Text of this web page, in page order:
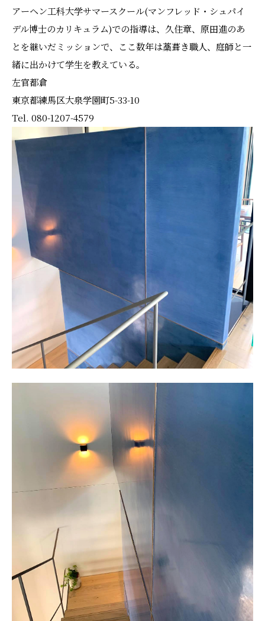
アーヘン工科大学サマースクール(マンフレッド・シュパイ
デル博士のカリキュラム)での指導は、久住章、原田進のあ
とを継いだミッションで、ここ数年は藁葺き職人、庭師と一
緒に出かけて学生を教えている。
左官都倉
東京都練馬区大泉学園町5-33-10
Tel. 080-1207-4579